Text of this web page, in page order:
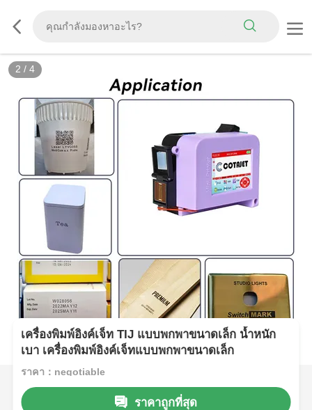
2 / 4
เครื่องพิมพ์อิงค์เจ็ท TIJ แบบพกพาขนาดเล็ก น้ำหนัก
เบา เครื่องพิมพ์อิงค์เจ็ทแบบพกพาขนาดเล็ก
ราคา：negotiable
ราคาถูกที่สุด